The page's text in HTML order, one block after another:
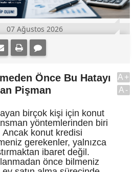
07 Ağustos 2026
Önce Bu Hatayı
Pişman
birçok kişi için konut
yöntemlerinden biri
konut kredisi
gerekenler, yalnızca
ibaret değil.
önce bilmeniz
A+
A-